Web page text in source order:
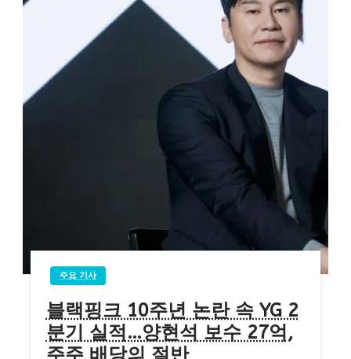
주요 기사
블랙핑크 10주년 논란 속 YG 2
분기 실적…양현석 보수 27억,
주주 배당의 절반